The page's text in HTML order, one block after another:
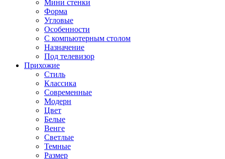
Мини стенки
Форма
Угловые
Особенности
С компьютерным столом
Назначение
Под телевизор
Прихожие
Стиль
Классика
Современные
Модерн
Цвет
Белые
Венге
Светлые
Темные
Размер